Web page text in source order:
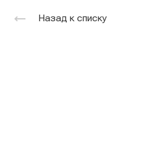
Назад к списку